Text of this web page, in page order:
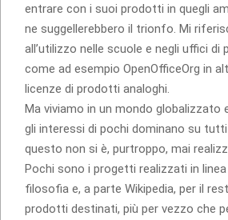
entrare con i suoi prodotti in quegli
ne suggellerebbero il trionfo. Mi
all’utilizzo nelle scuole e negli uffici di
come ad esempio OpenOfficeOrg in
licenze di prodotti analoghi.
Ma viviamo in un mondo globalizzato
gli interessi di pochi dominano su
questo non si è, purtroppo, mai
Pochi sono i progetti realizzati in
filosofia e, a parte Wikipedia, per il
prodotti destinati, più per vezzo che